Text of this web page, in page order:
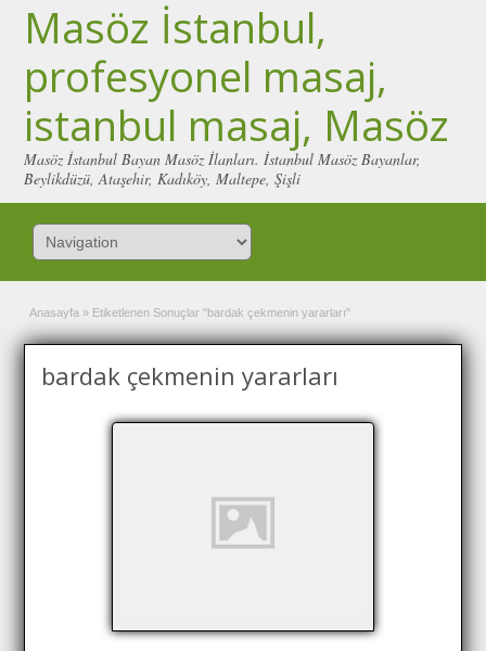
Masöz İstanbul,
profesyonel masaj,
istanbul masaj, Masöz
Masöz İstanbul Bayan Masöz İlanları. İstanbul Masöz Bayanlar,
Beylikdüzü, Ataşehir, Kadıköy, Maltepe, Şişli
Anasayfa » Etiketlenen Sonuçlar "bardak çekmenin yararları"
bardak çekmenin yararları